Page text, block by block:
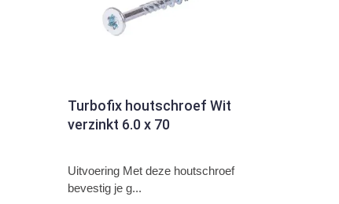
Turbofix houtschroef Wit
verzinkt 6.0 x 70
Uitvoering Met deze houtschroef
bevestig je g...